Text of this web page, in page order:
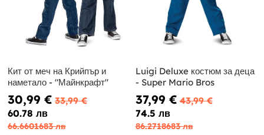
Кит от меч на Крийпър и
наметало - "Майнкрафт"
30,99 € 33,99 €
60.78 лв
66.6601683 лв
Luigi Deluxe костюм за деца
- Super Mario Bros
37,99 € 43,99 €
74.5 лв
86.2718683 лв